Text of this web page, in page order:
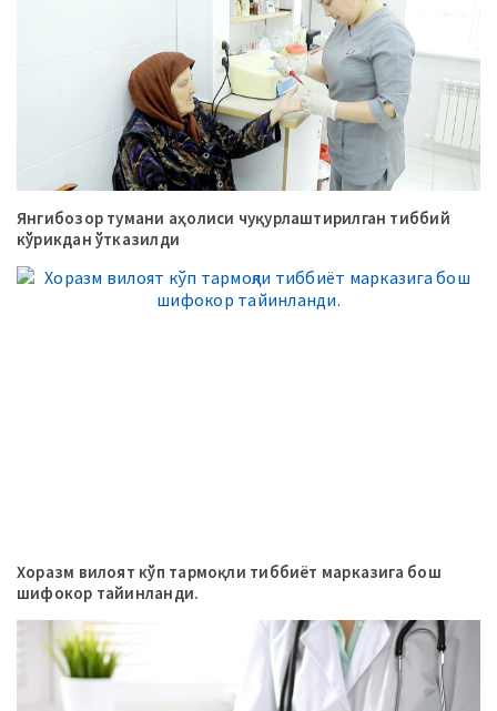
Янгибозор тумани аҳолиси чуқурлаштирилган тиббий
кўрикдан ўтказилди
Хоразм вилоят кўп тармоқли тиббиёт марказига бош
шифокор тайинланди.